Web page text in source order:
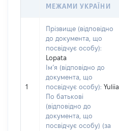
МЕЖАМИ УКРАЇНИ
1
Прізвище (відповідно
до документа, що
посвідчує особу):
Lopata
Ім’я (відповідно до
документа, що
посвідчує особу): Yuliia
По батькові
(відповідно до
документа, що
посвідчує особу) (за